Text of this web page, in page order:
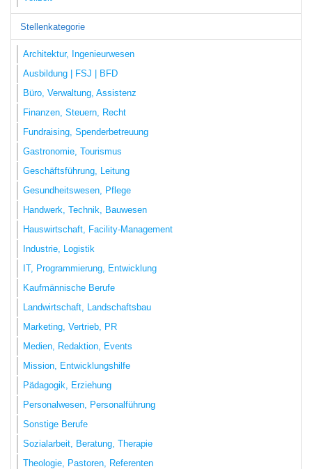
Stellenkategorie
Architektur, Ingenieurwesen
Ausbildung | FSJ | BFD
Büro, Verwaltung, Assistenz
Finanzen, Steuern, Recht
Fundraising, Spenderbetreuung
Gastronomie, Tourismus
Geschäftsführung, Leitung
Gesundheitswesen, Pflege
Handwerk, Technik, Bauwesen
Hauswirtschaft, Facility-Management
Industrie, Logistik
IT, Programmierung, Entwicklung
Kaufmännische Berufe
Landwirtschaft, Landschaftsbau
Marketing, Vertrieb, PR
Medien, Redaktion, Events
Mission, Entwicklungshilfe
Pädagogik, Erziehung
Personalwesen, Personalführung
Sonstige Berufe
Sozialarbeit, Beratung, Therapie
Theologie, Pastoren, Referenten